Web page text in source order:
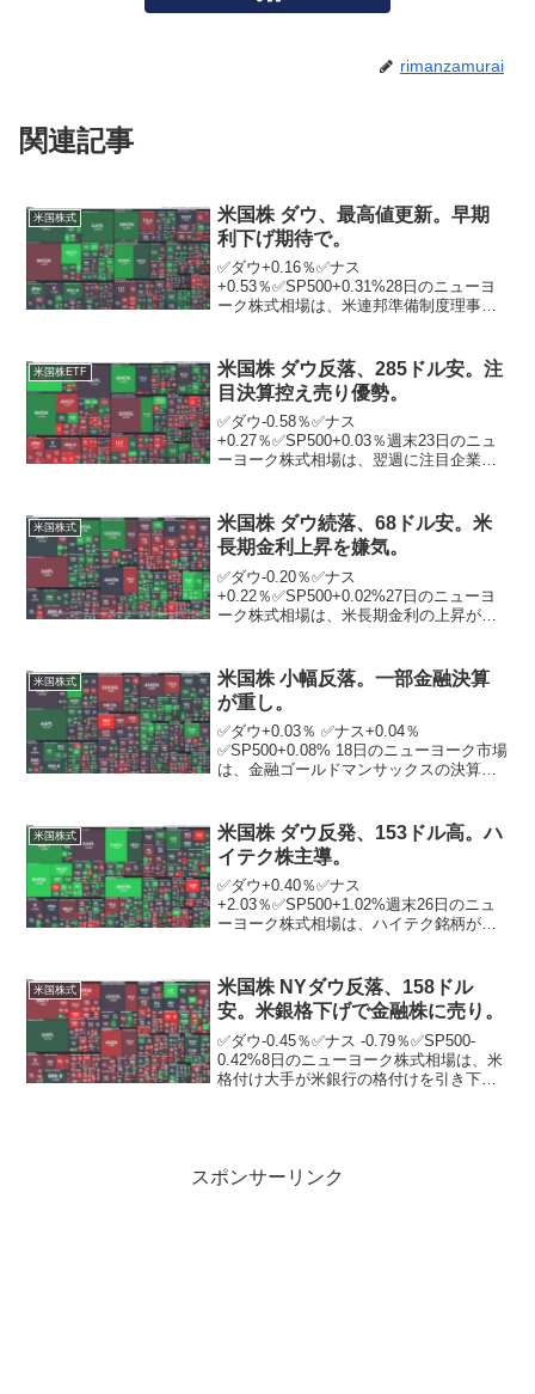
rimanzamurai
関連記事
米国株式
米国株 ダウ、最高値更新。早期
利下げ期待で。
✅ダウ+0.16％✅ナス
+0.53％✅SP500+0.31%28日のニューヨ
ーク株式相場は、米連邦準備制度理事会
ヨーク証券取引所の出来高は前日比1477
万株減の9億4...
米国株ETF
米国株 ダウ反落、285ドル安。注
目決算控え売り優勢。
✅ダウ-0.58％✅ナス
+0.27％✅SP500+0.03％週末23日のニュ
ーヨーク株式相場は、翌週に注目企業の
所の出来高は前日比9834万株減の11億
1463万株。今...
米国株式
米国株 ダウ続落、68ドル安。米
長期金利上昇を嫌気。
✅ダウ-0.20％✅ナス
+0.22％✅SP500+0.02%27日のニューヨ
ーク株式相場は、米長期金利の上昇が嫌
場は一時1バレル＝94ドル台に上昇。原油
高に伴うインフ...
米国株式
米国株 小幅反落。一部金融決算
が重し。
✅ダウ+0.03％ ✅ナス+0.04％
✅SP500+0.08% 18日のニューヨーク市場
は、金融ゴールドマンサックスの決算が
り最大の伸びとなるなど、経済活動再
開...
米国株式
米国株 ダウ反発、153ドル高。ハ
イテク株主導。
✅ダウ+0.40％✅ナス
+2.03％✅SP500+1.02%週末26日のニュ
ーヨーク株式相場は、ハイテク銘柄がけ
ファベットの決算が好感され、相場全体
を押し上げた。「人...
米国株式
米国株 NYダウ反落、158ドル
安。米銀格下げで金融株に売り。
✅ダウ-0.45％✅ナス -0.79％✅SP500-
0.42%8日のニューヨーク株式相場は、米
格付け大手が米銀行の格付けを引き下げ
スポンサーリンク